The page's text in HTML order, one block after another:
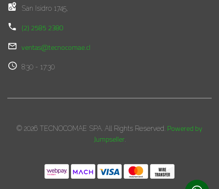
San Isidro 1745,
(2) 2585 2380
ventas@tecnocomae.cl
8:30 - 17:30
© 2026 TECNOCOMAE SPA. All Rights Reserved. Powered by
Jumpseller.